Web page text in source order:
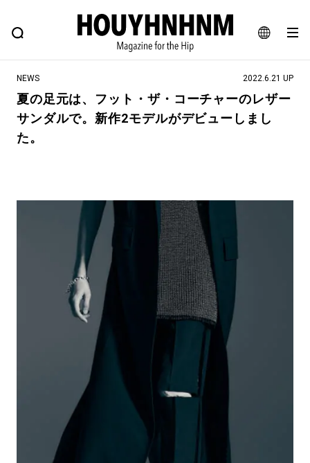
JA
EN
FEATURE BLOG SNAP
ヒップなファッション、カルチャー、ライフスタイルWEBマガジン
#NEW VINTAGE #マイナーグッド図鑑
#路地裏てぃーん。 #MONTHLY JOURNAL
#GH 銘品の所以 #フイナムのYouTube
#Commune H #FOCUS IT #AH.H
#ととけん #FASHION #MUSIC
#LIFESTYLE #SNEAKER #OUTDOOR
#HANDSOME HANDBOOK
NEWS 2022.6.21 UP
夏の足元は、フット・ザ・コーチャーのレザー
サンダルで。新作2モデルがデビューしまし
た。